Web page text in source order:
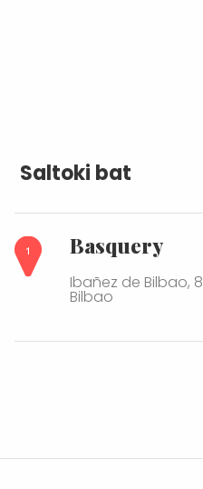
Saltoki bat
Basquery
Ibañez de Bilbao, 8
Bilbao